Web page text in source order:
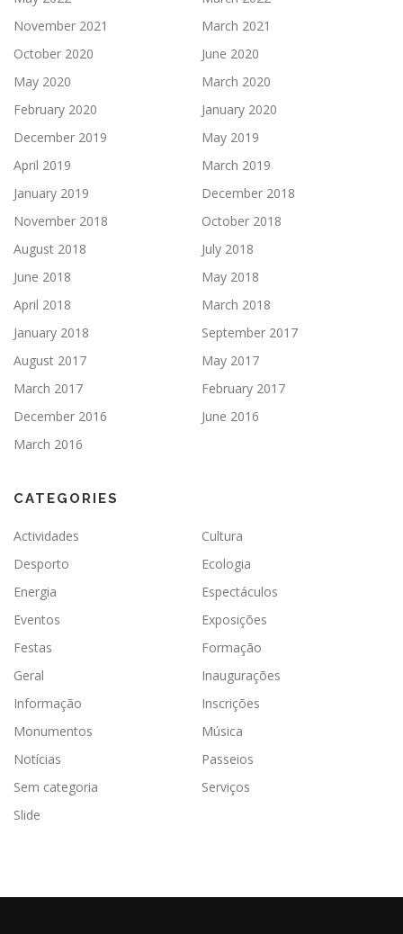
November 2021
March 2021
October 2020
June 2020
May 2020
March 2020
February 2020
January 2020
December 2019
May 2019
April 2019
March 2019
January 2019
December 2018
November 2018
October 2018
August 2018
July 2018
June 2018
May 2018
April 2018
March 2018
January 2018
September 2017
August 2017
May 2017
March 2017
February 2017
December 2016
June 2016
March 2016
CATEGORIES
Actividades
Cultura
Desporto
Ecologia
Energia
Espectáculos
Eventos
Exposições
Festas
Formação
Geral
Inaugurações
Informação
Inscrições
Monumentos
Música
Notícias
Passeios
Sem categoria
Serviços
Slide